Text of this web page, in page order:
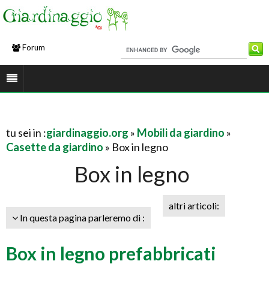
Forum
tu sei in :giardinaggio.org » Mobili da giardino »
Casette da giardino » Box in legno
Box in legno
In questa pagina parleremo di :
altri articoli:
Box in legno prefabbricati